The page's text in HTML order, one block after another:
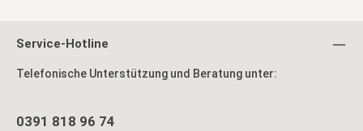
Service-Hotline
Telefonische Unterstützung und Beratung unter:
0391 818 96 74